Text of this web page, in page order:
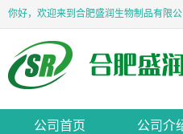
你好，欢迎来到合肥盛润生物制品有限公
公司首页 公司介